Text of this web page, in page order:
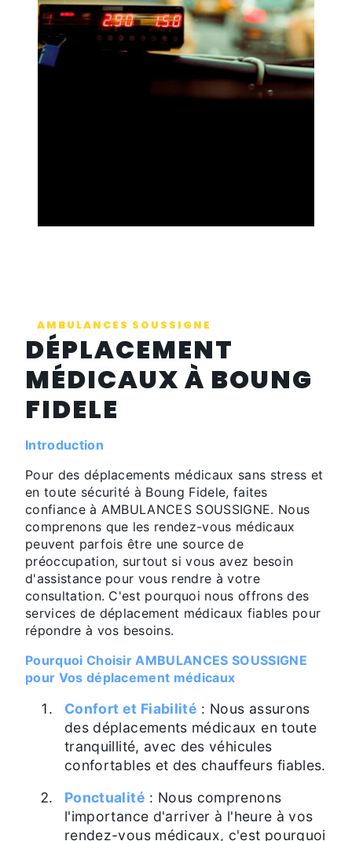
AMBULANCES SOUSSIGNE
DÉPLACEMENT
MÉDICAUX À BOUNG
FIDELE
Introduction
Pour des déplacements médicaux sans stress et
en toute sécurité à Boung Fidele, faites
confiance à AMBULANCES SOUSSIGNE. Nous
comprenons que les rendez-vous médicaux
peuvent parfois être une source de
préoccupation, surtout si vous avez besoin
d'assistance pour vous rendre à votre
consultation. C'est pourquoi nous offrons des
services de déplacement médicaux fiables pour
répondre à vos besoins.
Pourquoi Choisir AMBULANCES SOUSSIGNE
pour Vos déplacement médicaux
Confort et Fiabilité : Nous assurons
des déplacements médicaux en toute
tranquillité, avec des véhicules
confortables et des chauffeurs fiables.
Ponctualité : Nous comprenons
l'importance d'arriver à l'heure à vos
rendez-vous médicaux, c'est pourquoi